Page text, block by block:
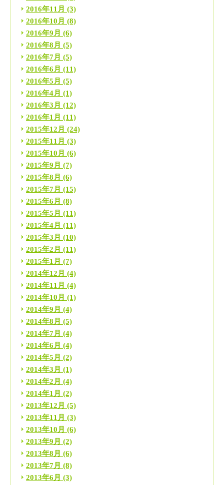
2016年11月 (3)
2016年10月 (8)
2016年9月 (6)
2016年8月 (5)
2016年7月 (5)
2016年6月 (11)
2016年5月 (5)
2016年4月 (1)
2016年3月 (12)
2016年1月 (11)
2015年12月 (24)
2015年11月 (3)
2015年10月 (6)
2015年9月 (7)
2015年8月 (6)
2015年7月 (15)
2015年6月 (8)
2015年5月 (11)
2015年4月 (11)
2015年3月 (10)
2015年2月 (11)
2015年1月 (7)
2014年12月 (4)
2014年11月 (4)
2014年10月 (1)
2014年9月 (4)
2014年8月 (5)
2014年7月 (4)
2014年6月 (4)
2014年5月 (2)
2014年3月 (1)
2014年2月 (4)
2014年1月 (2)
2013年12月 (5)
2013年11月 (3)
2013年10月 (6)
2013年9月 (2)
2013年8月 (6)
2013年7月 (8)
2013年6月 (3)